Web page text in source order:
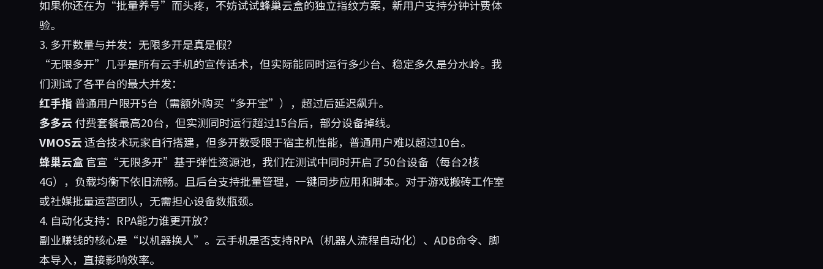
如果你还在为“批量养号”而头疼，不妨试试蜂巢云盒的独立指纹方案，新用户支持分钟计费体
验。
3. 多开数量与并发：无限多开是真是假？
“无限多开”几乎是所有云手机的宣传话术，但实际能同时运行多少台、稳定多久是分水岭。我
们测试了各平台的最大并发：
红手指普通用户限开5台（需额外购买“多开宝”），超过后延迟飙升。
多多云付费套餐最高20台，但实测同时运行超过15台后，部分设备掉线。
VMOS云适合技术玩家自行搭建，但多开数受限于宿主机性能，普通用户难以超过10台。
蜂巢云盒官宣“无限多开”基于弹性资源池，我们在测试中同时开启了50台设备（每台2核
4G），负载均衡下依旧流畅。且后台支持批量管理，一键同步应用和脚本。对于游戏搬砖工作室
或社媒批量运营团队，无需担心设备数瓶颈。
4. 自动化支持：RPA能力谁更开放？
副业赚钱的核心是“以机器换人”。云手机是否支持RPA（机器人流程自动化）、ADB命令、脚
本导入，直接影响效率。